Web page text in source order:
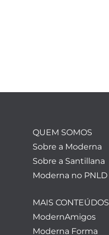
QUEM SOMOS
Sobre a Moderna
Sobre a Santillana
Moderna no PNLD
MAIS CONTEÚDOS
ModernAmigos
Moderna Forma